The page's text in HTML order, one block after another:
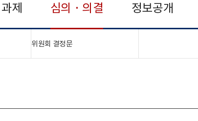
제 심의 · 의결 정보공개
위원회 결정문"접기,펼치기"